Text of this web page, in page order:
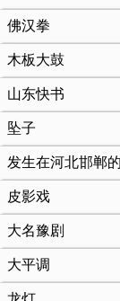
佛汉拳
木板大鼓
山东快书
坠子
发生在河北邯郸
皮影戏
大名豫剧
大平调